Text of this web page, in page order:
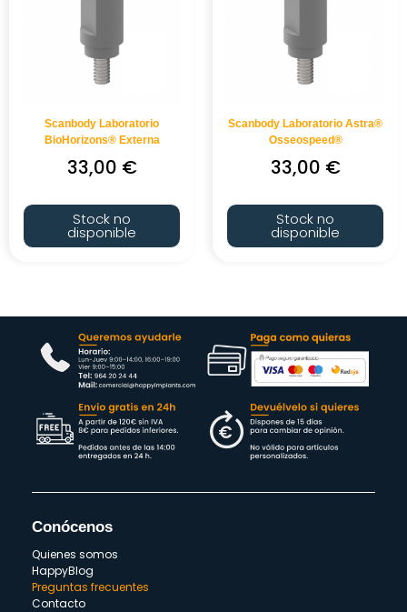
Scanbody Laboratorio
BioHorizons® Externa
33,00 €
Stock no
disponible
Scanbody Laboratorio Astra®
Osseospeed®
33,00 €
Stock no
disponible
Conócenos
Quienes somos
HappyBlog
Preguntas frecuentes
Contacto